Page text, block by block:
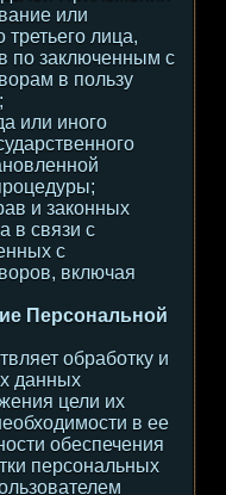
или
третьего лица,
по заключенным с
в пользу
или иного
и законных
в связи с
с
включая
Персональной
обработку и
данных
цели их
в ее
обеспечения
персональных